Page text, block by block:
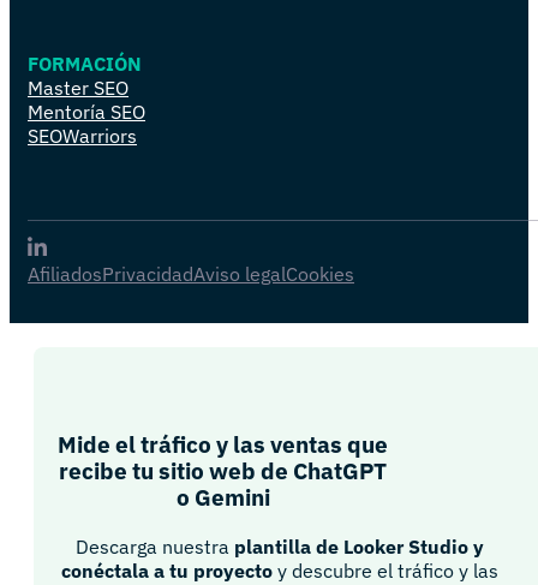
FORMACIÓN
Master SEO
Mentoría SEO
SEOWarriors
AfiliadosPrivacidadAviso legalCookies
Mide el tráfico y las ventas que
recibe tu sitio web de ChatGPT
o Gemini​
Descarga nuestra plantilla de Looker Studio y
conéctala a tu proyecto y descubre el tráfico y las